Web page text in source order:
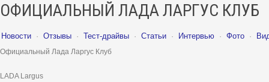
ОФИЦИАЛЬНЫЙ ЛАДА ЛАРГУС КЛУБ
Новости · Отзывы · Тест-драйвы · Статьи · Интервью · Фото ·
Официальный Лада Ларгус Клуб
LADA Largus